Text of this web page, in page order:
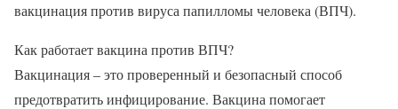
вакцинация против вируса папилломы человека (ВПЧ).
Как работает вакцина против ВПЧ?
Вакцинация – это проверенный и безопасный способ
предотвратить инфицирование. Вакцина помогает